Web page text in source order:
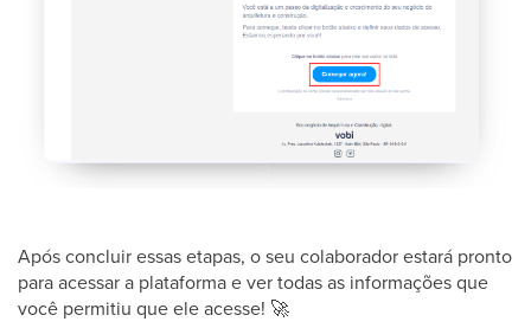
Após concluir essas etapas, o seu colaborador estará pronto
para acessar a plataforma e ver todas as informações que
você permitiu que ele acesse! 🚀